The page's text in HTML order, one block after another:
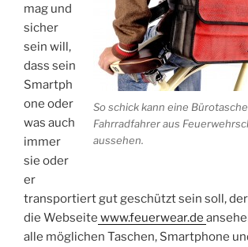
So schick kann eine
Fahrradfahrer aus
aussehen.
mag und
sicher
sein will,
dass sein
Smartph
one oder
was auch
immer
sie oder
er
transportiert gut geschützt sein soll,
die Webseite www.feuerwear.de
alle möglichen Taschen, Smartphone